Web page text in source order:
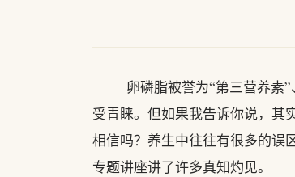
卵磷脂被誉为“第三营养素”
受青睐。但如果我告诉你说，其
相信吗？养生中往往有很多的误
专题讲座讲了许多真知灼见。